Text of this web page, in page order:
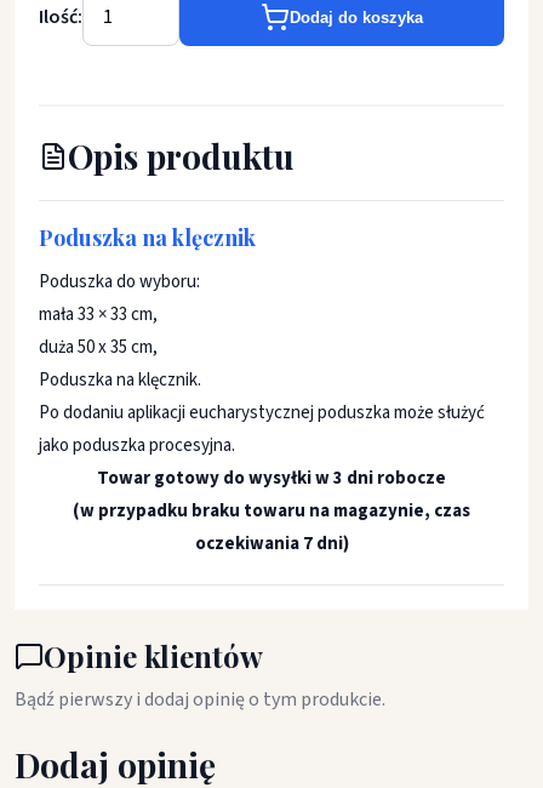
Ilość: Dodaj do koszyka
Opis produktu
Poduszka na klęcznik
Poduszka do wyboru:
mała 33 × 33 cm,
duża 50 x 35 cm,
Poduszka na klęcznik.
Po dodaniu aplikacji eucharystycznej poduszka może służyć
jako poduszka procesyjna.
Towar gotowy do wysyłki w 3 dni robocze
(w przypadku braku towaru na magazynie, czas
oczekiwania 7 dni)
Opinie klientów
Bądź pierwszy i dodaj opinię o tym produkcie.
Dodaj opinię